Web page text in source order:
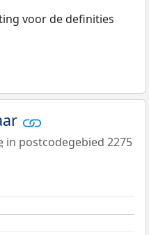
voor de definities
in postcodegebied 2275